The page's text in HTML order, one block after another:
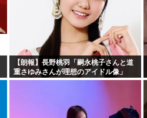
【朗報】長野桃羽「嗣永桃子さんと道
重さゆみさんが理想のアイドル像」